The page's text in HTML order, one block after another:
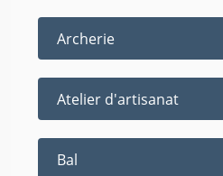
Archerie
Atelier d'artisanat
Bal